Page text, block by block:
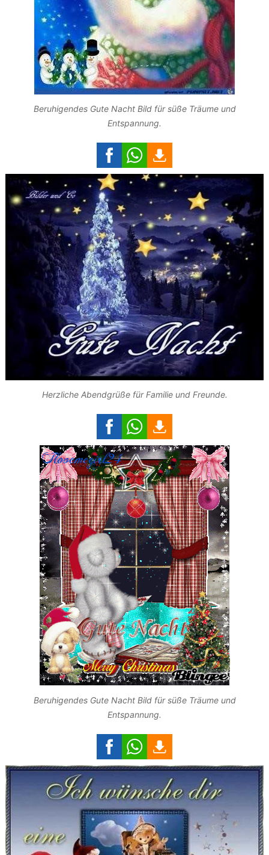
Beruhigendes Gute Nacht Bild für süße Träume und
Entspannung.
Herzliche Abendgrüße für Familie und Freunde.
Beruhigendes Gute Nacht Bild für süße Träume und
Entspannung.